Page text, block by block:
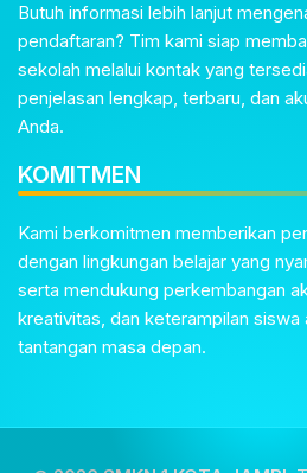
Butuh informasi lebih lanjut
pendaftaran? Tim kami siap
sekolah melalui kontak yang
penjelasan lengkap, terbaru, dan
Anda.
KOMITMEN
Kami berkomitmen memberikan
dengan lingkungan belajar yang
serta mendukung perkembangan
kreativitas, dan keterampilan siswa
tantangan masa depan.